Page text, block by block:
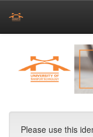
navigation
Please use this